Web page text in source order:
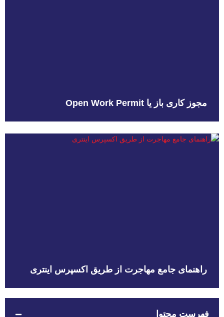
مجوز کاری باز یا Open Work Permit
راهنمای جامع مهاجرت از طریق اکسپرس اینتری
فهرست محتوا